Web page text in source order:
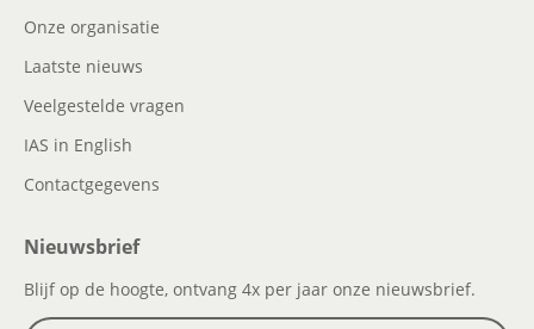
Onze organisatie
Laatste nieuws
Veelgestelde vragen
IAS in English
Contactgegevens
Nieuwsbrief
Blijf op de hoogte, ontvang 4x per jaar onze nieuwsbrief.